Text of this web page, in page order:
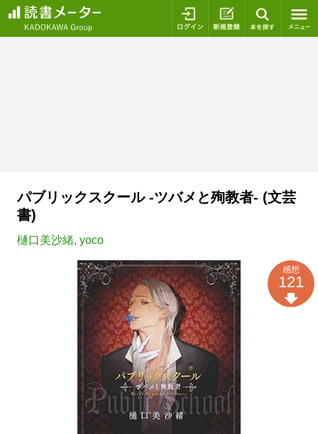
ログイン 新規登録
パブリックスクール -ツバメと殉教者- (文芸
書)
樋口美沙緒, yoco
感想
121